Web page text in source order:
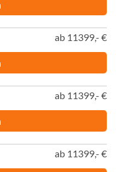
ab 11399,- €
ab 11399,- €
ab 11399,- €